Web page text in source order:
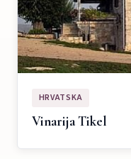
HRVATSKA
Vinarija Tikel